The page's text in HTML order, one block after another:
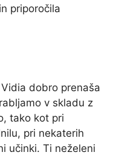
priporočila
dobro prenaša
v skladu z
tako kot pri
pri nekaterih
učinki. Ti neželeni